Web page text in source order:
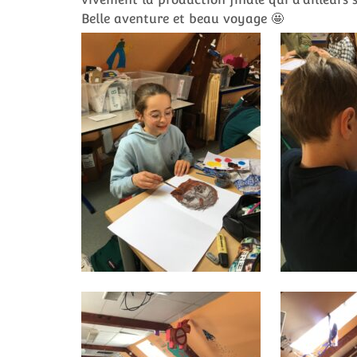
Belle aventure et beau voyage 🤩